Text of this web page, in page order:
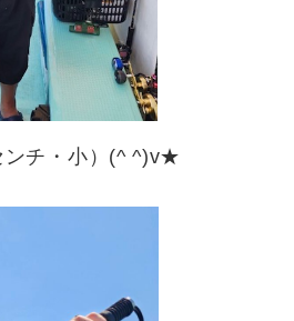
ンチ・小）(^ ^)v★